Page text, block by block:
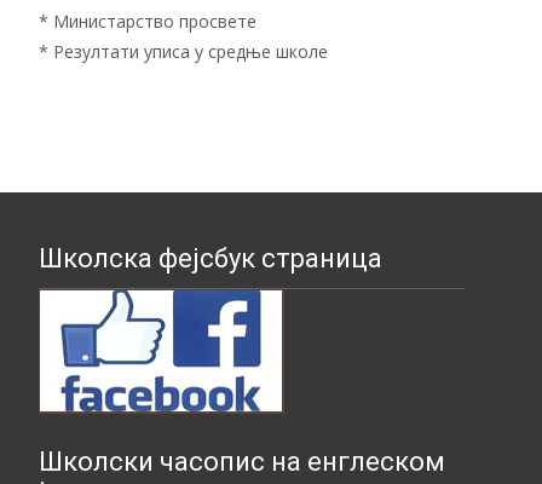
* Министарство просвете
* Резултати уписа у средње школе
Школска фејсбук страница
Школски часопис на енглеском